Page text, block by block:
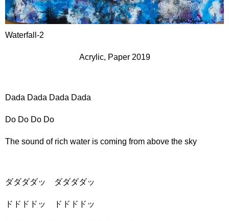
Waterfall-2
Acrylic, Paper 2019
Dada Dada Dada Dada
Do Do Do Do
The sound of rich water is coming from above the sky
ダダダダッ ダダダダッ
ドドドドッ ドドドドッ